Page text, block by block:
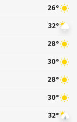
26°
32°
28°
30°
28°
30°
32°